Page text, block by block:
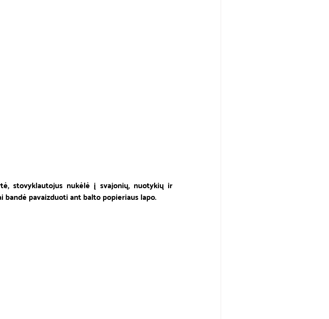
stovyklautojus nukėlė į svajonių, nuotykių ir
pavaizduoti ant balto popieriaus lapo.